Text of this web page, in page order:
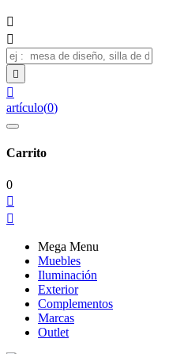




artículo(0)
Carrito
0


Mega Menu
Muebles
Iluminación
Exterior
Complementos
Marcas
Outlet